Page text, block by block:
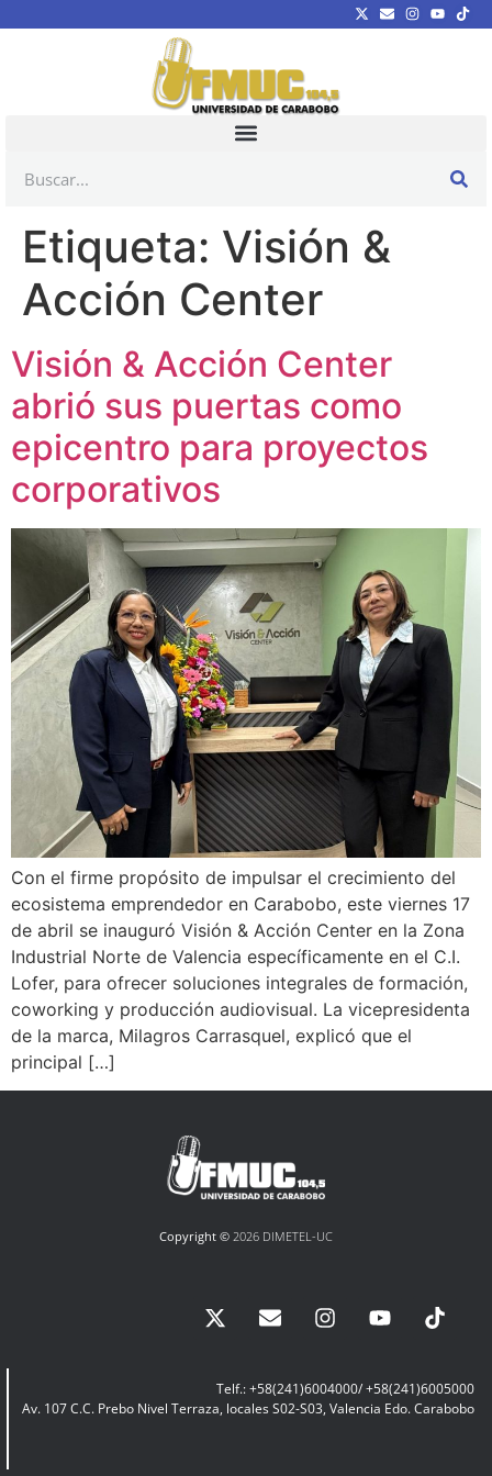
Etiqueta: Visión &
Acción Center
Visión & Acción Center
abrió sus puertas como
epicentro para proyectos
corporativos
Con el firme propósito de impulsar el crecimiento del
ecosistema emprendedor en Carabobo, este viernes 17
de abril se inauguró Visión & Acción Center en la Zona
Industrial Norte de Valencia específicamente en el C.I.
Lofer, para ofrecer soluciones integrales de formación,
coworking y producción audiovisual. La vicepresidenta
de la marca, Milagros Carrasquel, explicó que el
principal […]
Copyright © 2026 DIMETEL-UC
Telf.: +58(241)6004000/ +58(241)6005000
Av. 107 C.C. Prebo Nivel Terraza, locales S02-S03, Valencia Edo. Carabobo